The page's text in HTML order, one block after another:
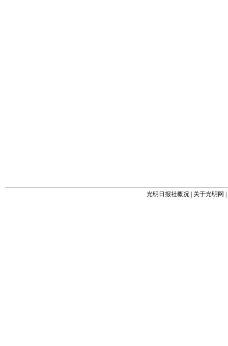
光明日报社概况 关于光明网